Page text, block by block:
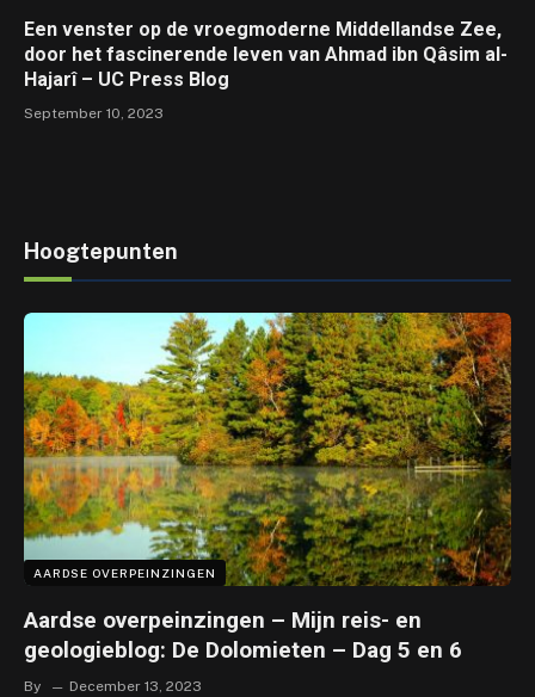
Een venster op de vroegmoderne Middellandse Zee,
door het fascinerende leven van Ahmad ibn Qâsim al-
Hajarî – UC Press Blog
September 10, 2023
Hoogtepunten
AARDSE OVERPEINZINGEN
Aardse overpeinzingen – Mijn reis- en
geologieblog: De Dolomieten – Dag 5 en 6
By December 13, 2023